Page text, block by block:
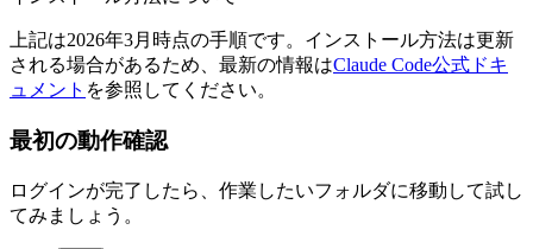
上記は2026年3月時点の手順です。インストール方法は更新
される場合があるため、最新の情報はClaude Code公式ドキ
ュメント を参照してください。
最初の動作確認
ログインが完了したら、作業したいフォルダに移動して試し
てみましょう。